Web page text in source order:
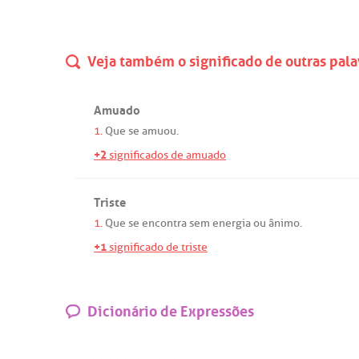
Veja também o significado de outras
Amuado
1. Que se amuou.
+2significados de amuado
Triste
1. Que se encontrasem energiaou ânimo.
+1significado de triste
Dicionário de Expressões